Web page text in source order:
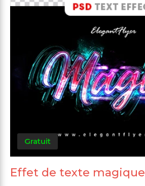
Gratuit
Effet de texte magique